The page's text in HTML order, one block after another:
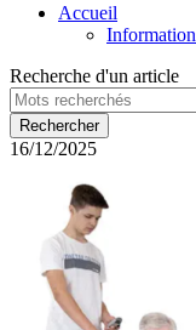
Accueil
Recherche d'un article
16/12/2025